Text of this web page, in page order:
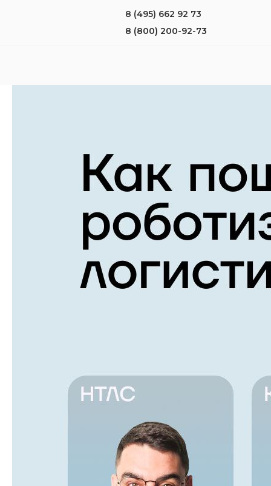
8 (495) 662 92 73